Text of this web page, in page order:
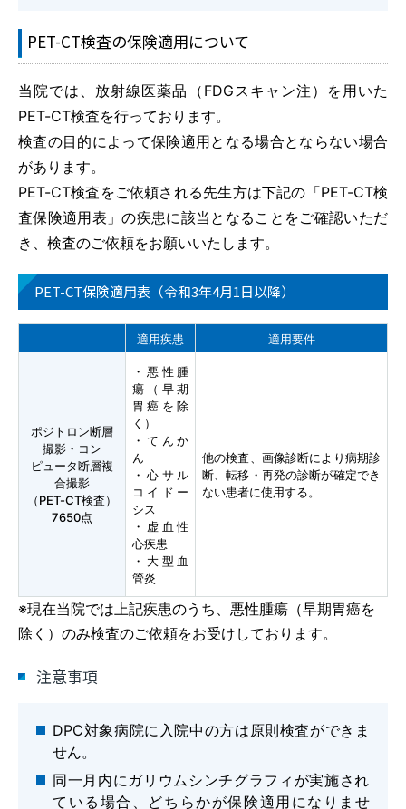
PET-CT検査の保険適用について
当院では、放射線医薬品（FDGスキャン注）を用いた
PET-CT検査を行っております。
検査の目的によって保険適用となる場合とならない場合
があります。
PET-CT検査をご依頼される先生方は下記の「PET-CT検
査保険適用表」の疾患に該当となることをご確認いただ
き、検査のご依頼をお願いいたします。
PET-CT保険適用表（令和3年4月1日以降）
適用疾患 適用要件
ポジトロン断層
撮影・コン
ピュータ断層複
合撮影
（PET-CT検査）
7650点
・悪性腫
瘍（早期
胃癌を除
く）
・てんか
ん
・心サル
コイドー
シス
・虚血性
心疾患
・大型血
管炎
他の検査、画像診断により病期診
断、転移・再発の診断が確定でき
ない患者に使用する。
※現在当院では上記疾患のうち、悪性腫瘍（早期胃癌を
除く）のみ検査のご依頼をお受けしております。
注意事項
DPC対象病院に入院中の方は原則検査ができま
せん。
同一月内にガリウムシンチグラフィが実施され
ている場合、どちらかが保険適用になりませ